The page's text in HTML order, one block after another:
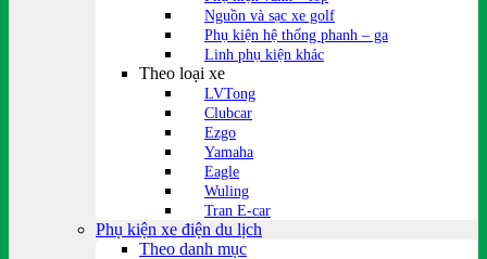
Nguồn và sạc xe golf
Phụ kiện hệ thống phanh – ga
Linh phụ kiện khác
Theo loại xe
LVTong
Clubcar
Ezgo
Yamaha
Eagle
Wuling
Tran E-car
Phụ kiện xe điện du lịch
Theo danh mục